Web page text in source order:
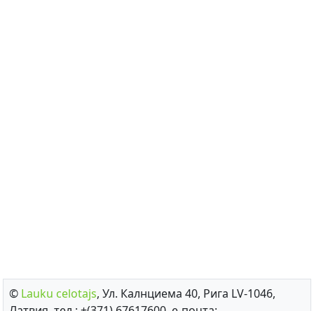
© Lauku сelotajs, Ул. Калнциема 40, Рига LV-1046,